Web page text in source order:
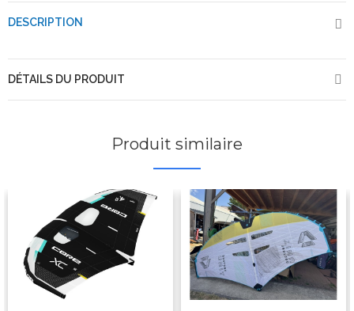
DESCRIPTION
DÉTAILS DU PRODUIT
Produit similaire